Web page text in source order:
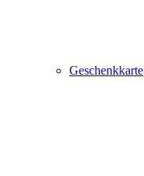
Geschenkkarte